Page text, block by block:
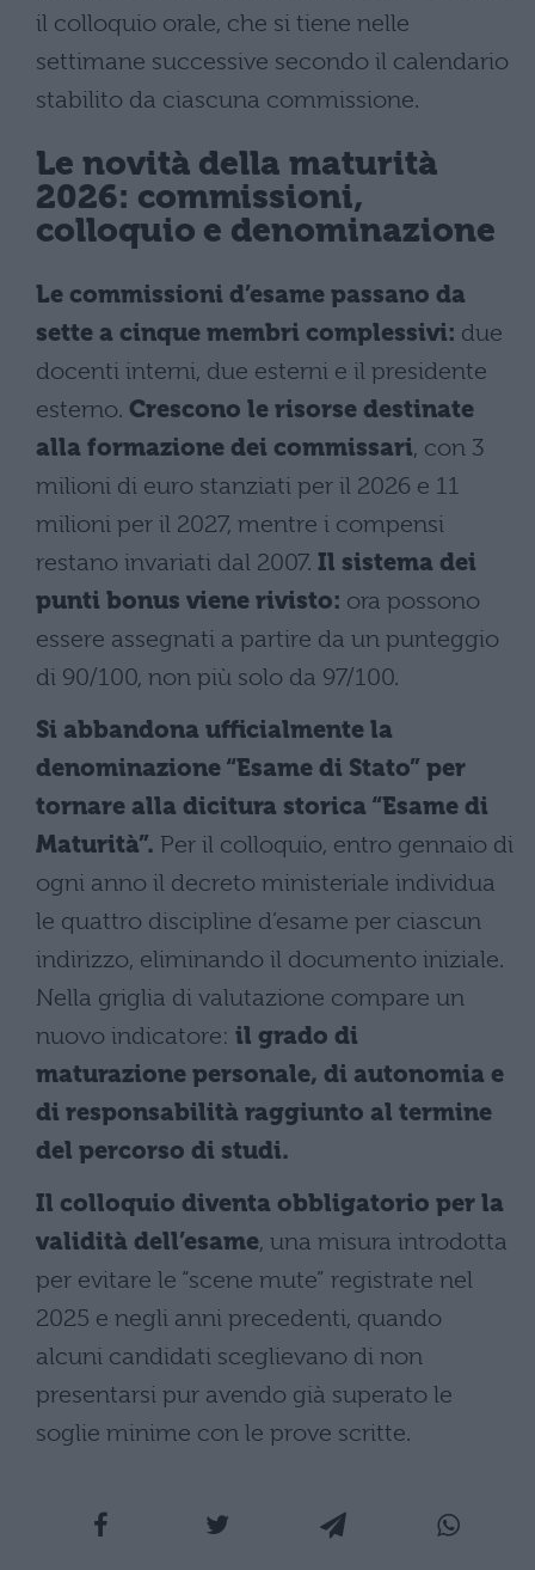
il colloquio orale, che si tiene nelle
settimane successive secondo il calendario
stabilito da ciascuna commissione.
Le novità della maturità
2026: commissioni,
colloquio e denominazione
Le commissioni d’esame passano da
sette a cinque membri complessivi: due
docenti interni, due esterni e il presidente
esterno. Crescono le risorse destinate
alla formazione dei commissari, con 3
milioni di euro stanziati per il 2026 e 11
milioni per il 2027, mentre i compensi
restano invariati dal 2007. Il sistema dei
punti bonus viene rivisto: ora possono
essere assegnati a partire da un punteggio
di 90/100, non più solo da 97/100.
Si abbandona ufficialmente la
denominazione “Esame di Stato” per
tornare alla dicitura storica “Esame di
Maturità”. Per il colloquio, entro gennaio di
ogni anno il decreto ministeriale individua
le quattro discipline d’esame per ciascun
indirizzo, eliminando il documento iniziale.
Nella griglia di valutazione compare un
nuovo indicatore: il grado di
maturazione personale, di autonomia e
di responsabilità raggiunto al termine
del percorso di studi.
Il colloquio diventa obbligatorio per la
validità dell’esame, una misura introdotta
per evitare le “scene mute” registrate nel
2025 e negli anni precedenti, quando
alcuni candidati sceglievano di non
presentarsi pur avendo già superato le
soglie minime con le prove scritte.